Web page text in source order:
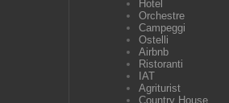
Hotel
Orchestre
Campeggi
Ostelli
Airbnb
Ristoranti
IAT
Agriturist
Country House